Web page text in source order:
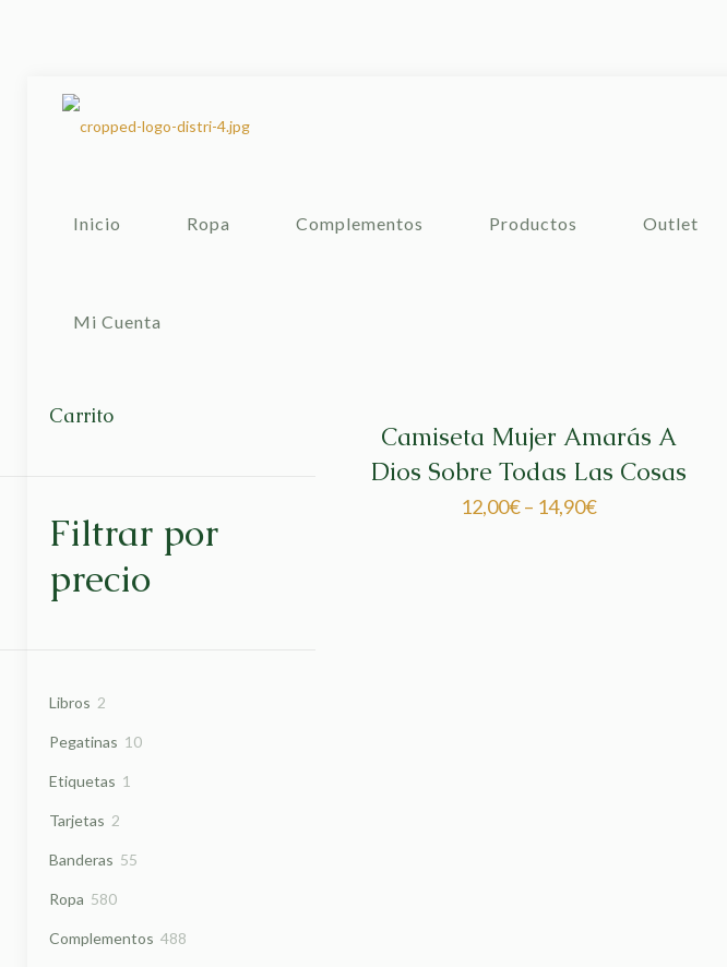
Inicio Ropa Complementos Productos Outlet
Mi Cuenta
Camiseta Mujer Amarás A
Dios Sobre Todas Las Cosas
12,00€– 14,90€
Carrito
Filtrar por
precio
Libros 2
Pegatinas 1010
Etiquetas 1
Tarjetas 2
Banderas 55
Ropa 580580
Complementos 488